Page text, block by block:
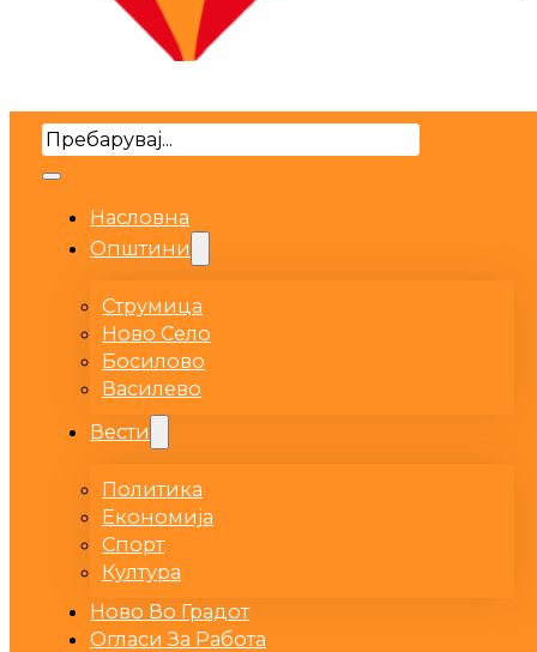
Search
Насловна
Општини
Струмица
Ново Село
Босилово
Василево
Вести
Политика
Економија
Спорт
Култура
Ново Во Градот
Огласи За Работа